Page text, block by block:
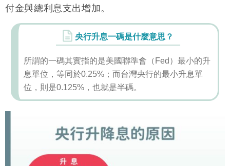
付金與總利息支出增加。
央行升息一碼是什麼意思？
所謂的一碼其實指的是美國聯準會（Fed）最小的升
息單位，等同於0.25%；而台灣央行的最小升息單
位，則是0.125%，也就是半碼。